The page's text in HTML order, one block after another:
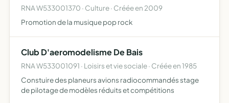
RNA W533001370 · Culture · Créée en 2009
Promotion de la musique pop rock
Club D'aeromodelisme De Bais
RNA W533001091 · Loisirs et vie sociale · Créée en 1985
Constuire des planeurs avions radiocommandés stage
de pilotage de modèles réduits et compétitions